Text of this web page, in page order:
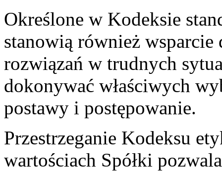
Określone w Kodeksie
stanowią również
rozwiązań w trudnych
dokonywać właściwych
postawy i postępowanie.
Przestrzeganie Kodeksu
wartościach Spółki